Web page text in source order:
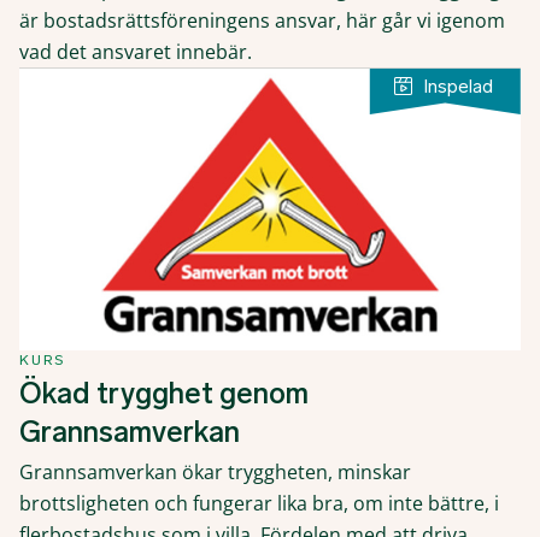
är bostadsrättsföreningens ansvar, här går vi igenom
vad det ansvaret innebär.
KURS
Ökad trygghet genom
Grannsamverkan
Grannsamverkan ökar tryggheten, minskar
brottsligheten och fungerar lika bra, om inte bättre, i